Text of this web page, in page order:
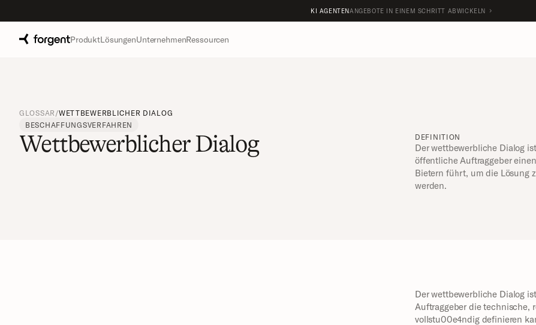
GLOSSAR /WETTBEWERBLICHER DIALOG
BESCHAFFUNGSVERFAHREN
Wettbewerblicher Dialog DEFINITION
Der wettbewerbliche Dialog
öffentliche Auftraggeber
Bietern führt, um die Lösung
werden.
Der wettbewerbliche Dialog
Auftraggeber die technische,
vollstu00e4ndig definieren
KI AGENTENANGEBOTE IN EINEM SCHRITT ABWICKELN
ProduktLösungenUnternehmenRessourcen